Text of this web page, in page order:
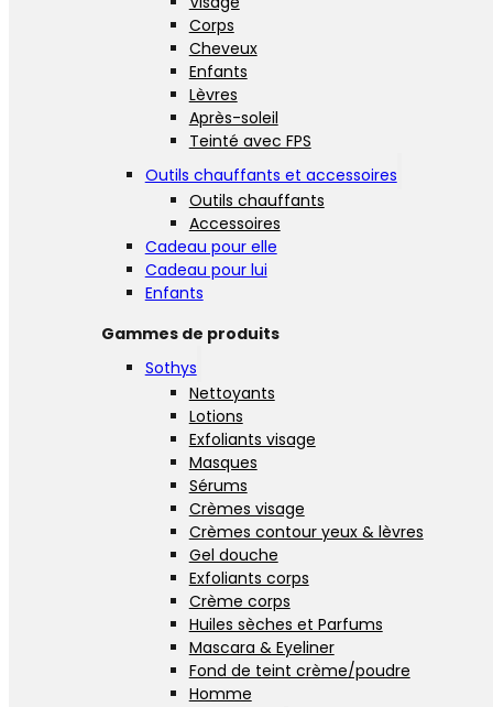
Corps
Cheveux
Enfants
Lèvres
Après-soleil
Teinté avec FPS
Outils chauffants et accessoires
Outils chauffants
Accessoires
Cadeau pour elle
Cadeau pour lui
Enfants
Gammes de produits
Sothys
Nettoyants
Lotions
Exfoliants visage
Masques
Sérums
Crèmes visage
Crèmes contour yeux & lèvres
Gel douche
Exfoliants corps
Crème corps
Huiles sèches et Parfums
Mascara & Eyeliner
Fond de teint crème/poudre
Homme